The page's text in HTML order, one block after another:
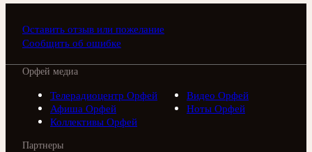
Оставить отзыв или пожелание
Сообщить об ошибке
Орфей медиа
Телерадиоцентр Орфей
Видео Орфей
Афиша Орфей
Ноты Орфей
Коллективы Орфей
Партнеры